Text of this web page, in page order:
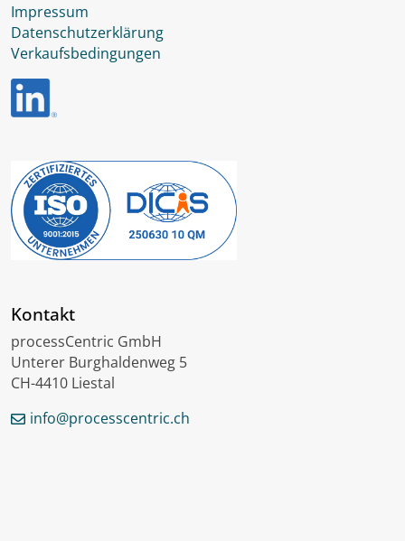
Impressum
Datenschutzerklärung
Verkaufsbedingungen
Kontakt
processCentric GmbH
Unterer Burghaldenweg 5
CH-4410 Liestal
info@processcentric.ch